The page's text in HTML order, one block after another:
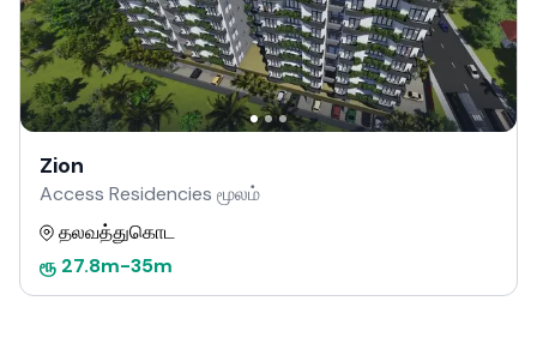
Zion
Access Residencies மூலம்
தலவத்துகொட
ரூ 27.8m-35m